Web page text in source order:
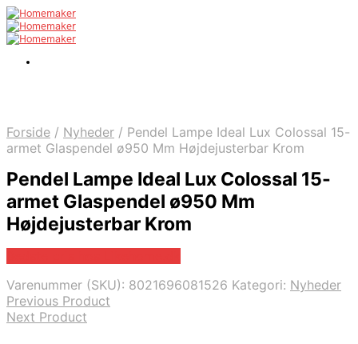
Forside / Nyheder / Pendel Lampe Ideal Lux Colossal 15-
armet Glaspendel ø950 Mm Højdejusterbar Krom
Pendel Lampe Ideal Lux Colossal 15-
armet Glaspendel ø950 Mm
Højdejusterbar Krom
Varenummer (SKU): 8021696081526 Kategori: Nyheder
Previous Product
Next Product